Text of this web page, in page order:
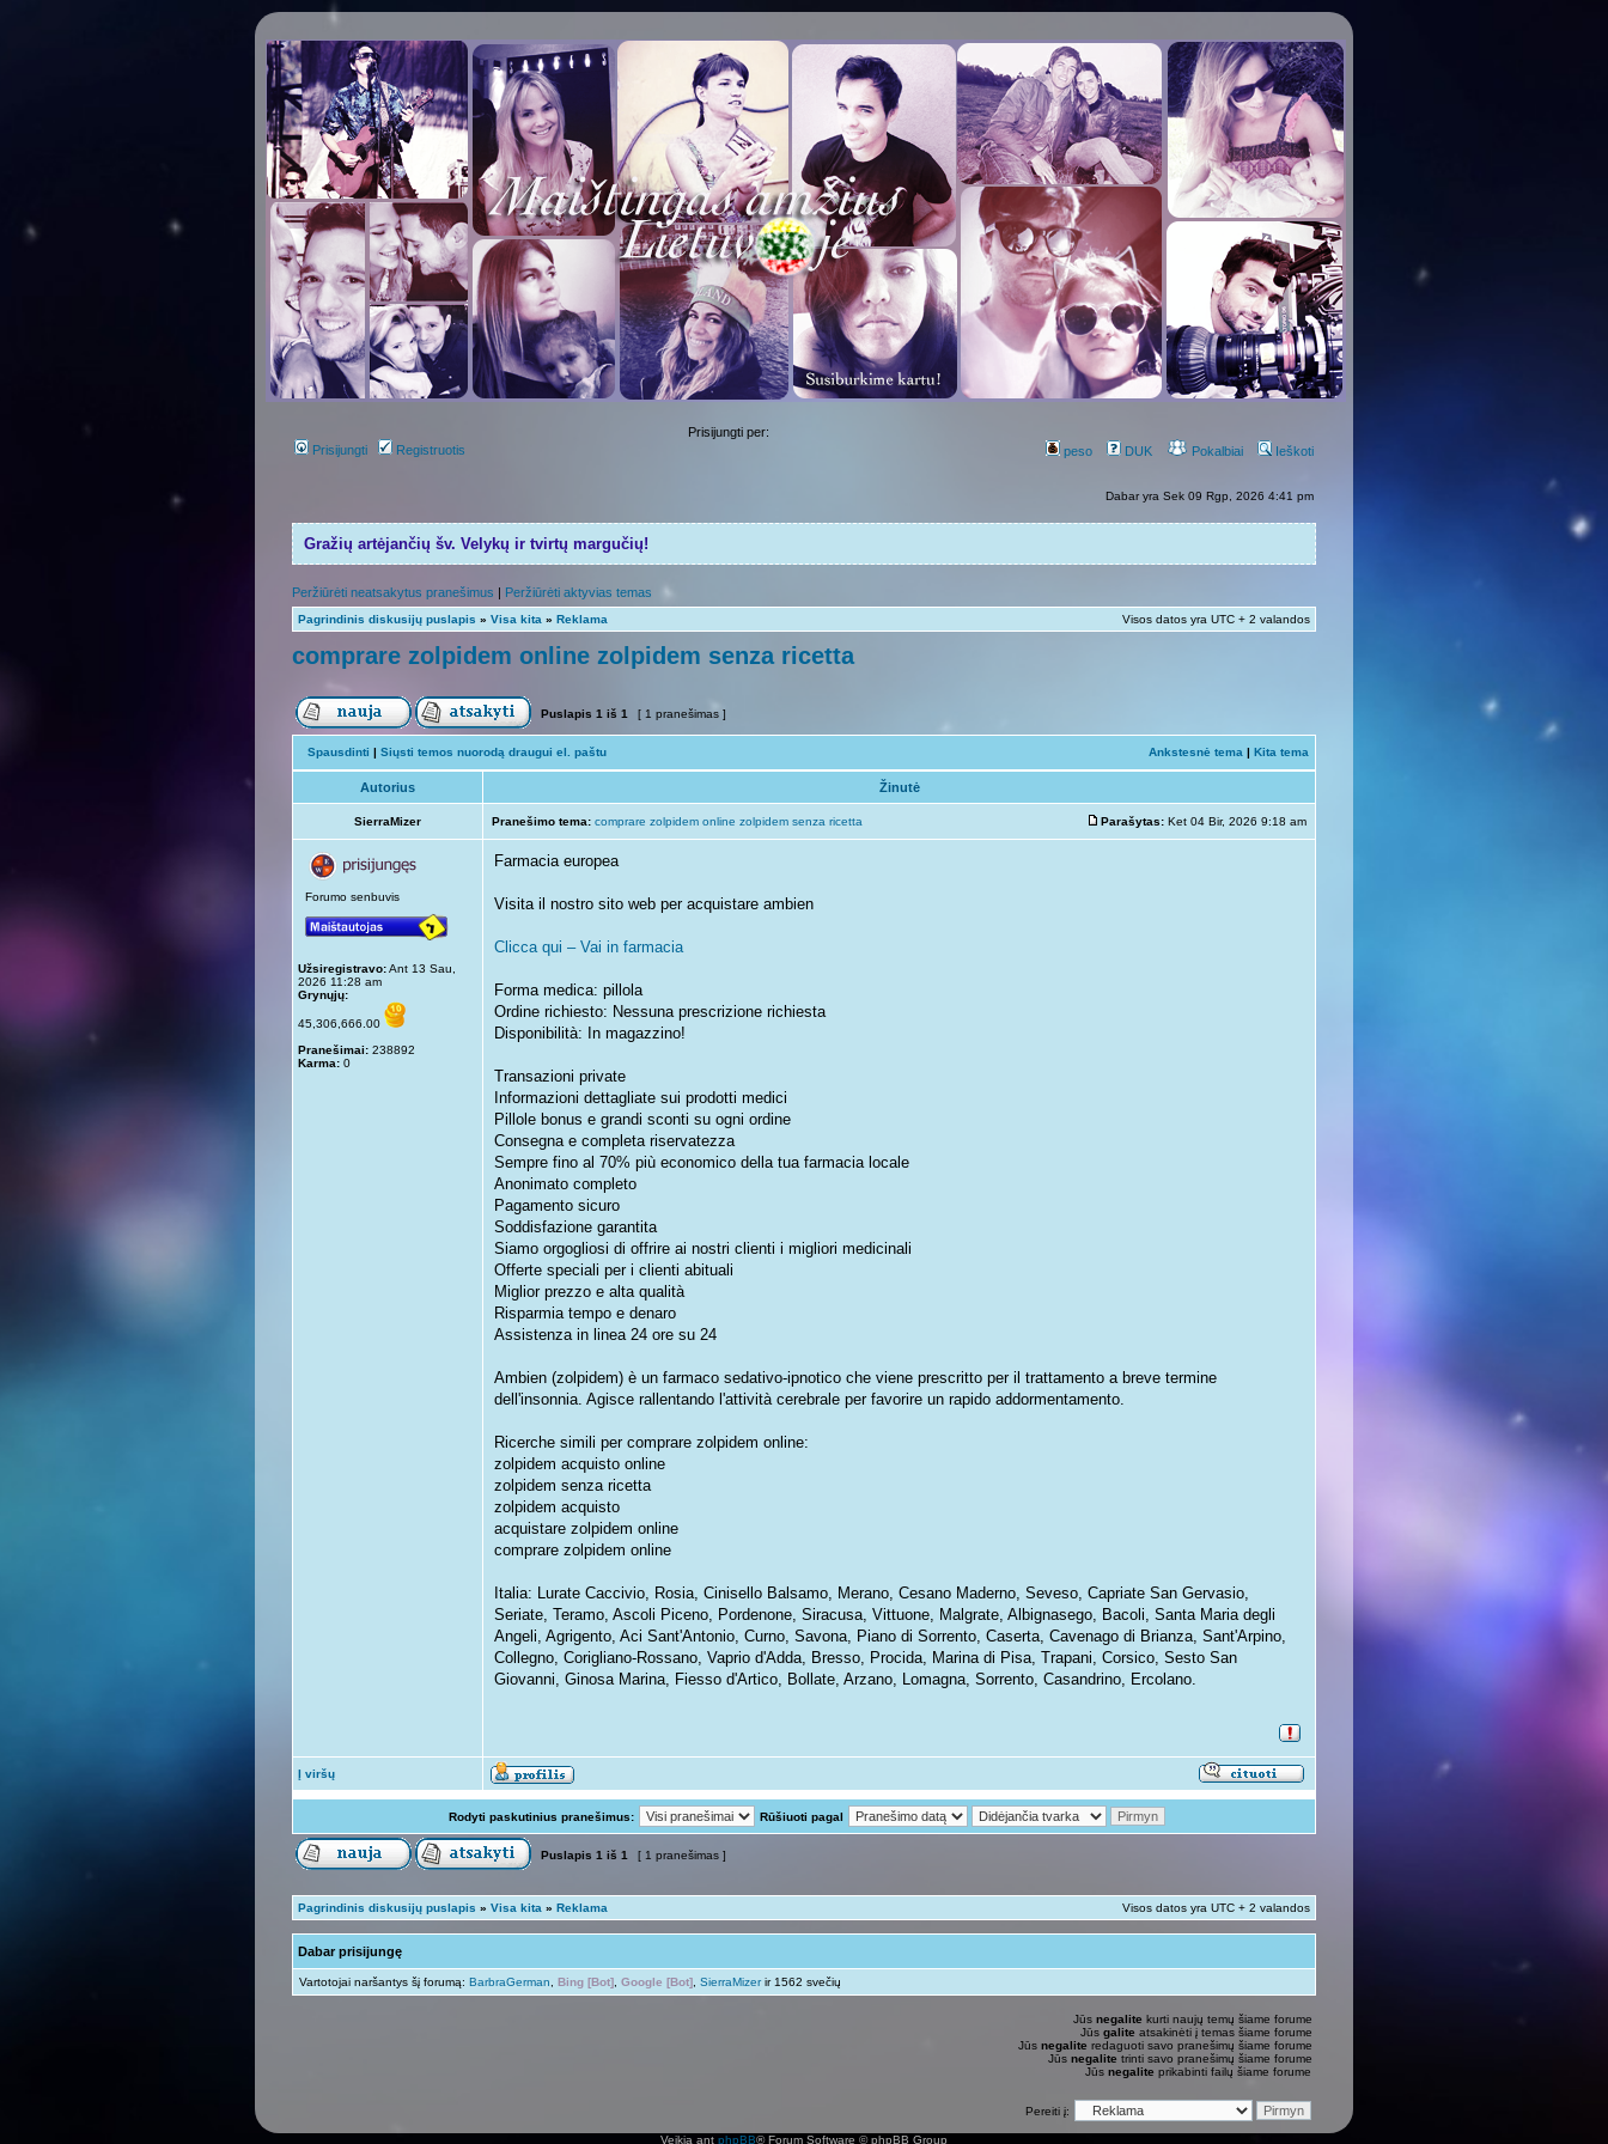
Prisijungti Registruotis
Prisijungti per:
peso
DUK Pokalbiai Ieškoti
Dabar yra Sek 09 Rgp, 2026 4:41 pm
Gražių artėjančių šv. Velykų ir tvirtų margučių!
Peržiūrėti neatsakytus pranešimus | Peržiūrėti aktyvias temas
Pagrindinis diskusijų puslapis » Visa kita » Reklama Visos datos yra UTC + 2 valandos
comprare zolpidem online zolpidem senza ricetta
Puslapis 1 iš 1 [ 1 pranešimas ]
Spausdinti | Siųsti temos nuorodą draugui el. paštu Ankstesnė tema | Kita tema
Autorius Žinutė
SierraMizer Pranešimo tema: comprare zolpidem online zolpidem senza ricetta Parašytas: Ket 04 Bir, 2026 9:18 am
Forumo senbuvis
Užsiregistravo:Ant 13 Sau,
2026 11:28 am
Grynųjų:
45,306,666.00
Pranešimai: 238892
Karma: 0
Farmacia europea
Visita il nostro sito web per acquistare ambien
Clicca qui – Vai in farmacia
Forma medica: pillola
Ordine richiesto: Nessuna prescrizione richiesta
Disponibilità: In magazzino!
Transazioni private
Informazioni dettagliate sui prodotti medici
Pillole bonus e grandi sconti su ogni ordine
Consegna e completa riservatezza
Sempre fino al 70% più economico della tua farmacia locale
Anonimato completo
Pagamento sicuro
Soddisfazione garantita
Siamo orgogliosi di offrire ai nostri clienti i migliori medicinali
Offerte speciali per i clienti abituali
Miglior prezzo e alta qualità
Risparmia tempo e denaro
Assistenza in linea 24 ore su 24
Ambien (zolpidem) è un farmaco sedativo-ipnotico che viene prescritto per il trattamento a breve termine
dell'insonnia. Agisce rallentando l'attività cerebrale per favorire un rapido addormentamento.
Ricerche simili per comprare zolpidem online:
zolpidem acquisto online
zolpidem senza ricetta
zolpidem acquisto
acquistare zolpidem online
comprare zolpidem online
Italia: Lurate Caccivio, Rosia, Cinisello Balsamo, Merano, Cesano Maderno, Seveso, Capriate San Gervasio,
Seriate, Teramo, Ascoli Piceno, Pordenone, Siracusa, Vittuone, Malgrate, Albignasego, Bacoli, Santa Maria degli
Angeli, Agrigento, Aci Sant'Antonio, Curno, Savona, Piano di Sorrento, Caserta, Cavenago di Brianza, Sant'Arpino,
Collegno, Corigliano-Rossano, Vaprio d'Adda, Bresso, Procida, Marina di Pisa, Trapani, Corsico, Sesto San
Giovanni, Ginosa Marina, Fiesso d'Artico, Bollate, Arzano, Lomagna, Sorrento, Casandrino, Ercolano.
Į viršų
Rodyti paskutinius pranešimus: Rūšiuoti pagal
Puslapis 1 iš 1 [ 1 pranešimas ]
Pagrindinis diskusijų puslapis » Visa kita » Reklama Visos datos yra UTC + 2 valandos
Dabar prisijungę
Vartotojai naršantys šį forumą: BarbraGerman Bing [Bot] Google [Bot] SierraMizerir 1562 svečių
Jūs negalite kurti naujų temų šiame forume
Jūs galite atsakinėti į temas šiame forume
Jūs negalite redaguoti savo pranešimų šiame forume
Jūs negalite trinti savo pranešimų šiame forume
Jūs negalite prikabinti failų šiame forume
Pereiti į:
Veikia ant phpBB® Forum Software © phpBB Group